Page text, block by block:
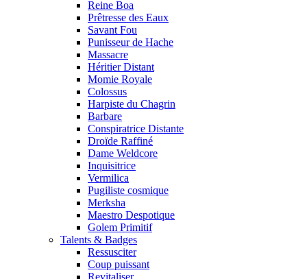
Reine Boa
Prêtresse des Eaux
Savant Fou
Punisseur de Hache
Massacre
Héritier Distant
Momie Royale
Colossus
Harpiste du Chagrin
Barbare
Conspiratrice Distante
Droïde Raffiné
Dame Weldcore
Inquisitrice
Vermilica
Pugiliste cosmique
Merksha
Maestro Despotique
Golem Primitif
Talents & Badges
Ressusciter
Coup puissant